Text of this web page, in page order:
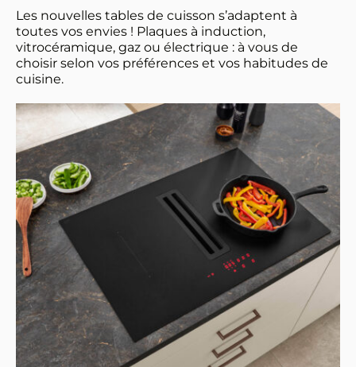
Les nouvelles tables de cuisson s’adaptent à
toutes vos envies ! Plaques à induction,
vitrocéramique, gaz ou électrique : à vous de
choisir selon vos préférences et vos habitudes de
cuisine.